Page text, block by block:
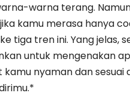
warna terang.
kamu merasa hanya
tiga tren ini. Yang jelas,
untuk mengenakan
nyaman dan sesuai